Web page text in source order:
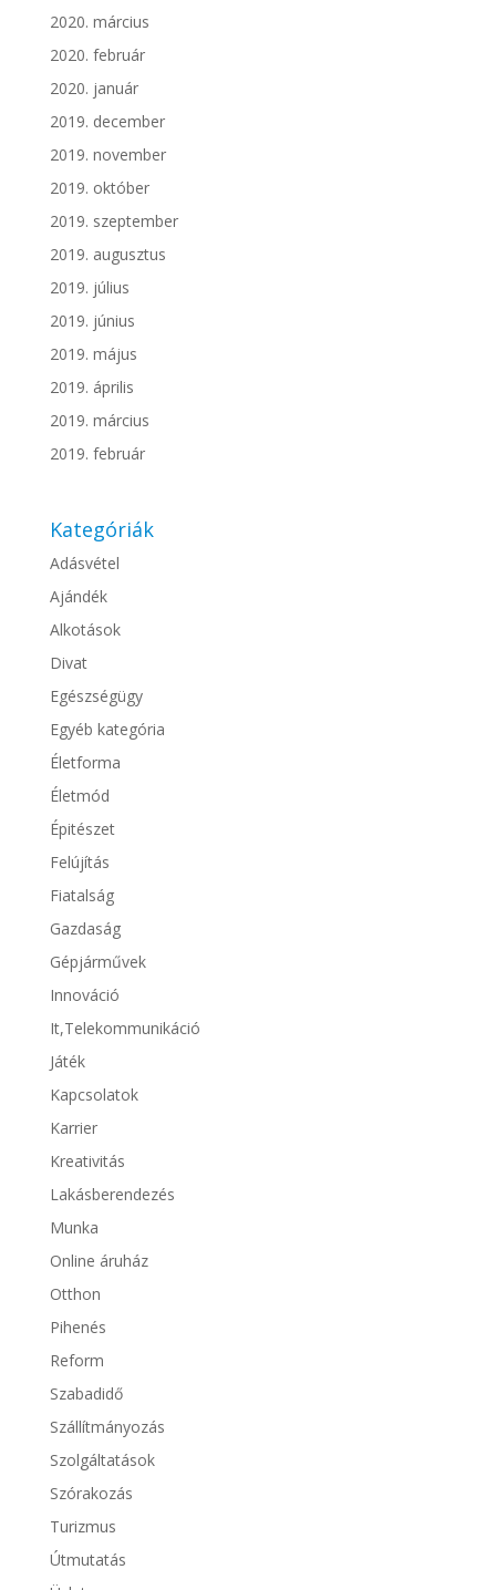
2020. március
2020. február
2020. január
2019. december
2019. november
2019. október
2019. szeptember
2019. augusztus
2019. július
2019. június
2019. május
2019. április
2019. március
2019. február
Kategóriák
Adásvétel
Ajándék
Alkotások
Divat
Egészségügy
Egyéb kategória
Életforma
Életmód
Épitészet
Felújítás
Fiatalság
Gazdaság
Gépjárművek
Innováció
It,Telekommunikáció
Játék
Kapcsolatok
Karrier
Kreativitás
Lakásberendezés
Munka
Online áruház
Otthon
Pihenés
Reform
Szabadidő
Szállítmányozás
Szolgáltatások
Szórakozás
Turizmus
Útmutatás